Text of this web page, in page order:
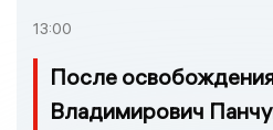
13:00
После
Владимирович